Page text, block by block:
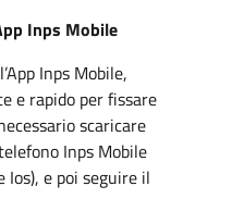
Inps Mobile
Inps Mobile,
e rapido per fissare
scaricare
Inps Mobile
Ios), e poi seguire il